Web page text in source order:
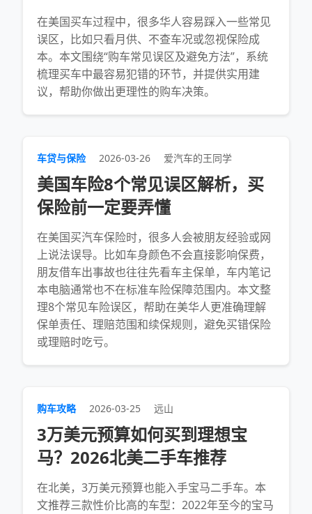
在美国买车过程中，很多华人容易踩入一些常见
误区，比如只看月供、不查车况或忽视保险成
本。本文围绕“购车常见误区及避免方法”，系统
梳理买车中最容易犯错的环节，并提供实用建
议，帮助你做出更理性的购车决策。
车贷与保险 2026-03-26 爱汽车的王同学
美国车险8个常见误区解析，买
保险前一定要弄懂
在美国买汽车保险时，很多人会被朋友经验或网
上说法误导。比如车身颜色不会直接影响保费，
朋友借车出事故也往往先看车主保单，车内笔记
本电脑通常也不在标准车险保障范围内。本文整
理8个常见车险误区，帮助在美华人更准确理解
保单责任、理赔范围和续保规则，避免买错保险
或理赔时吃亏。
购车攻略 2026-03-25 远山
3万美元预算如何买到理想宝
马？2026北美二手车推荐
在北美，3万美元预算也能入手宝马二手车。本
文推荐三款性价比高的车型：2022年至今的宝马